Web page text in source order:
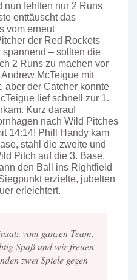
nun fehlten nur 2 Runs
enttäuscht das
vom erneut
der Red Rockets
– sollten die
2 Runs zu machen vor
McTeigue mit
aber der Catcher konnte
lief schnell zur 1.
Kurz darauf
nach Wild Pitches
14:14! Phill Handy kam
stahl die zweite und
Pitch auf die 3. Base.
den Ball ins Rightfield
erzielte, jubelten
erleichtert.
vom ganzen Team.
Spaß und wir freuen
zwei Spiele gegen